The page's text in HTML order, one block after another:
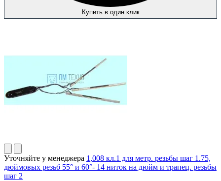
Купить в один клик
Уточняйте у менеджера 1,008 кл.1 для метр. резьбы шаг 1.75,
дюймовых резьб 55° и 60°- 14 ниток на дюйм и трапец. резьбы
шаг 2